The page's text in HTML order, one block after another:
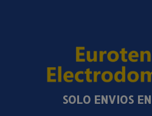
SOLO ENVIOS